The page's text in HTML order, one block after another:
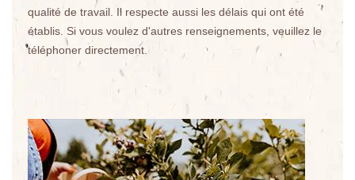
qualité de travail. Il respecte aussi les délais qui ont été
établis. Si vous voulez d'autres renseignements, veuillez le
téléphoner directement.